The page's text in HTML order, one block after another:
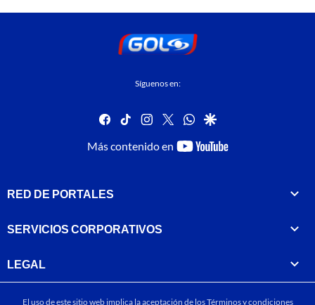
Síguenos en:
facebook
tiktok instagram
twitterwhatsapp
google
Más contenido en
youtube-
RED DE PORTALES
SERVICIOS CORPORATIVOS
LEGAL
El uso de este sitio web implica la aceptación de losTérminos y condiciones